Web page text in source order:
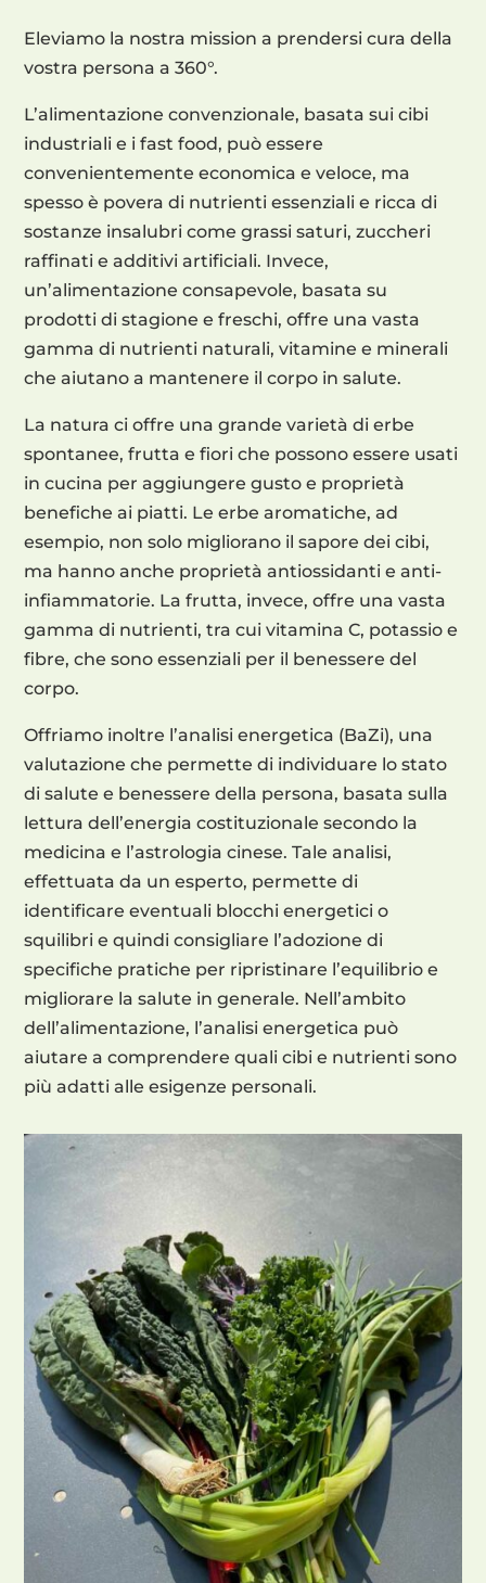
Eleviamo la nostra mission a prendersi cura della
vostra persona a 360°.
L’alimentazione convenzionale, basata sui cibi
industriali e i fast food, può essere
convenientemente economica e veloce, ma
spesso è povera di nutrienti essenziali e ricca di
sostanze insalubri come grassi saturi, zuccheri
raffinati e additivi artificiali. Invece,
un’alimentazione consapevole, basata su
prodotti di stagione e freschi, offre una vasta
gamma di nutrienti naturali, vitamine e minerali
che aiutano a mantenere il corpo in salute.
La natura ci offre una grande varietà di erbe
spontanee, frutta e fiori che possono essere usati
in cucina per aggiungere gusto e proprietà
benefiche ai piatti. Le erbe aromatiche, ad
esempio, non solo migliorano il sapore dei cibi,
ma hanno anche proprietà antiossidanti e anti-
infiammatorie. La frutta, invece, offre una vasta
gamma di nutrienti, tra cui vitamina C, potassio e
fibre, che sono essenziali per il benessere del
corpo.
Offriamo inoltre l’analisi energetica (BaZi), una
valutazione che permette di individuare lo stato
di salute e benessere della persona, basata sulla
lettura dell’energia costituzionale secondo la
medicina e l’astrologia cinese. Tale analisi,
effettuata da un esperto, permette di
identificare eventuali blocchi energetici o
squilibri e quindi consigliare l’adozione di
specifiche pratiche per ripristinare l’equilibrio e
migliorare la salute in generale. Nell’ambito
dell’alimentazione, l’analisi energetica può
aiutare a comprendere quali cibi e nutrienti sono
più adatti alle esigenze personali.